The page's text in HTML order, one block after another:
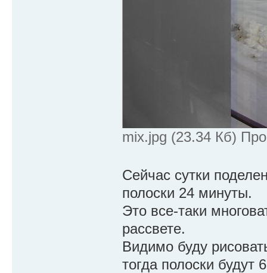
mix.jpg (23.34 Кб)
Сейчас сутки
полоски 24 минуты.
Это все-таки
рассвете.
Видимо буду
тогда полоски будут